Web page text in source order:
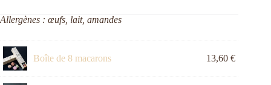
Allergènes : œufs, lait, amandes
Boîte de 8 macarons 13,60€